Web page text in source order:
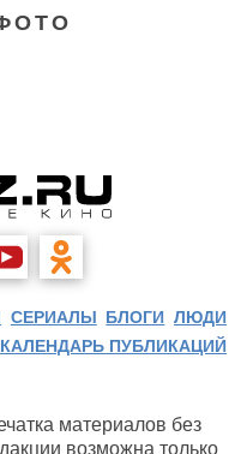
СЕРИАЛЫ БЛОГИ ЛЮДИ
КАЛЕНДАРЬ ПУБЛИКАЦИЙ
материалов без
возможна только